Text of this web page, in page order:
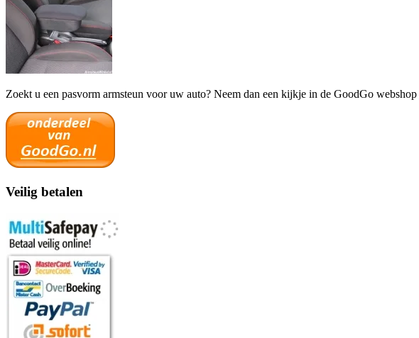
Zoekt u een pasvorm armsteun voor uw auto? Neem dan een kijkje in de GoodGo webshop
Veilig betalen